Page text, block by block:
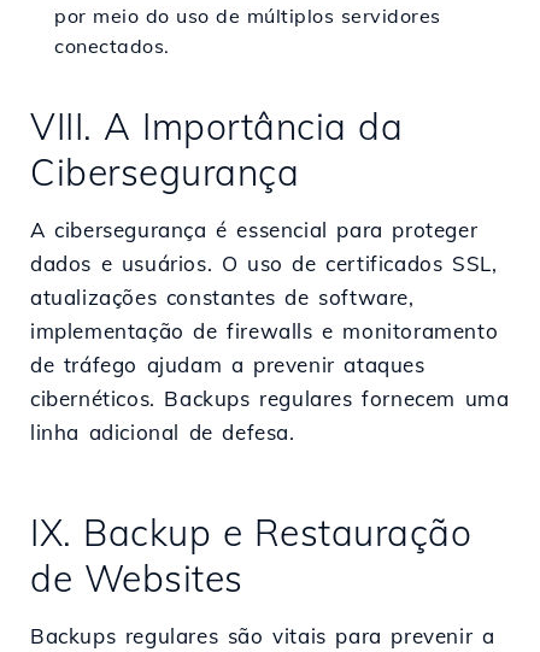
por meio do uso de múltiplos servidores
conectados.
VIII. A Importância da
Cibersegurança
A cibersegurança é essencial para proteger
dados e usuários. O uso de certificados SSL,
atualizações constantes de software,
implementação de firewalls e monitoramento
de tráfego ajudam a prevenir ataques
cibernéticos. Backups regulares fornecem uma
linha adicional de defesa.
IX. Backup e Restauração
de Websites
Backups regulares são vitais para prevenir a